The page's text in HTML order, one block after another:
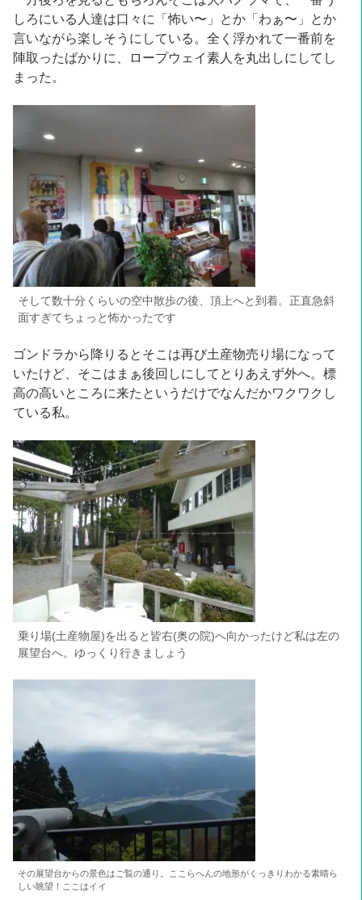
しろにいる人達は口々に「怖い〜」とか「わぁ〜」とか
言いながら楽しそうにしている。全く浮かれて一番前を
陣取ったばかりに、ロープウェイ素人を丸出しにしてし
まった。
そして数十分くらいの空中散歩の後、頂上へと到着。正直急斜
面すぎてちょっと怖かったです
ゴンドラから降りるとそこは再び土産物売り場になって
いたけど、そこはまぁ後回しにしてとりあえず外へ。標
高の高いところに来たというだけでなんだかワクワクし
ている私。
乗り場(土産物屋)を出ると皆右(奥の院)へ向かったけど私は左の
展望台へ。ゆっくり行きましょう
その展望台からの景色はご覧の通り。ここらへんの地形がくっきりわかる素晴ら
しい眺望！ここはイイ